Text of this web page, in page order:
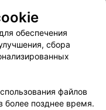
Способы оплаты
103.by
cookie
данных
обеспечения
сбора
файлов
более позднее время.